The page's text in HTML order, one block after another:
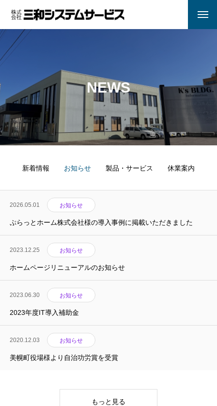
NEWS
新着情報 お知らせ 製品・サービス 休業案内
2026.05.01 お知らせ
ぷらっとホーム株式会社様の導入事例に掲載いただきました
2023.12.25 お知らせ
ホームページリニューアルのお知らせ
2023.06.30 お知らせ
2023年度IT導入補助金
2020.12.03 お知らせ
美幌町役場様より自治功労賞を受賞
もっと見る